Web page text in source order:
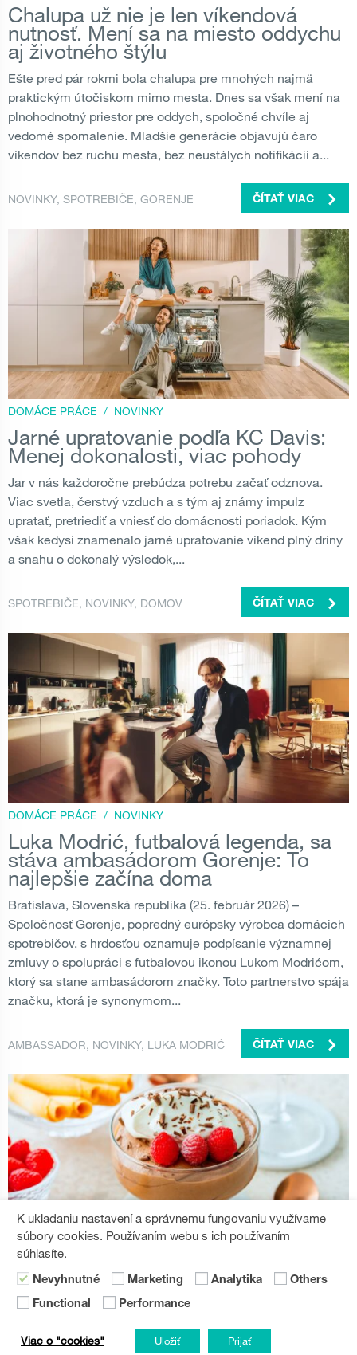
Chalupa už nie je len víkendová
nutnosť. Mení sa na miesto oddychu
aj životného štýlu
Ešte pred pár rokmi bola chalupa pre mnohých najmä
praktickým útočiskom mimo mesta. Dnes sa však mení na
plnohodnotný priestor pre oddych, spoločné chvíle aj
vedomé spomalenie. Mladšie generácie objavujú čaro
víkendov bez ruchu mesta, bez neustálych notifikácií a...
NOVINKY, SPOTREBIČE, GORENJE ČÍTAŤ VIAC
DOMÁCE PRÁCE / NOVINKY
Jarné upratovanie podľa KC Davis:
Menej dokonalosti, viac pohody
Jar v nás každoročne prebúdza potrebu začať odznova.
Viac svetla, čerstvý vzduch a s tým aj známy impulz
upratať, pretriediť a vniesť do domácnosti poriadok. Kým
však kedysi znamenalo jarné upratovanie víkend plný driny
a snahu o dokonalý výsledok,...
SPOTREBIČE, NOVINKY, DOMOV ČÍTAŤ VIAC
DOMÁCE PRÁCE / NOVINKY
Luka Modrić, futbalová legenda, sa
stáva ambasádorom Gorenje: To
najlepšie začína doma
Bratislava, Slovenská republika (25. február 2026) –
Spoločnosť Gorenje, popredný európsky výrobca domácich
spotrebičov, s hrdosťou oznamuje podpísanie významnej
zmluvy o spolupráci s futbalovou ikonou Lukom Modrićom,
ktorý sa stane ambasádorom značky. Toto partnerstvo spája
značku, ktorá je synonymom...
AMBASSADOR, NOVINKY, LUKA MODRIĆ ČÍTAŤ VIAC
DOMÁCE PRÁCE
Vegánska čokoládová pena
Tento recept na vegánsku čokoládovú penu je dôkazom, že
Veganuary môže chutiť úplne neodolateľne.
K ukladaniu nastavení a správnemu fungovaniu využívame
súbory cookies. Používaním webu s ich používaním
súhlasíte.
Nevyhnutné Marketing Analytika Others
Functional Performance
Viac o "cookies" Uložiť Prijať